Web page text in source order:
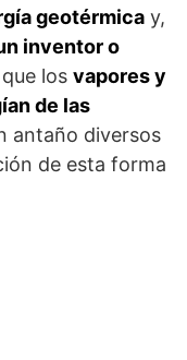
geotérmica y,
inventor o
los vapores y
de las
antaño diversos
de esta forma